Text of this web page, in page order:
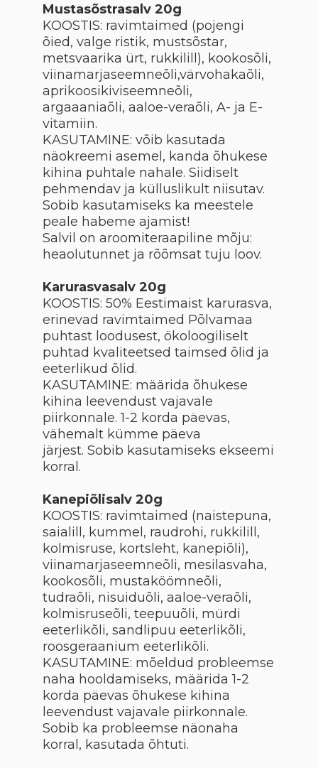
Mustasõstrasalv 20g
KOOSTIS: ravimtaimed (pojengi
õied, valge ristik, mustsõstar,
metsvaarika ürt, rukkilill), kookosõli,
viinamarjaseemneõli,värvohakaõli,
aprikoosikiviseemneõli,
argaaaniaõli, aaloe-veraõli, A- ja E-
vitamiin.
KASUTAMINE: võib kasutada
näokreemi asemel, kanda õhukese
kihina puhtale nahale. Siidiselt
pehmendav ja külluslikult niisutav.
Sobib kasutamiseks ka meestele
peale habeme ajamist!
Salvil on aroomiteraapiline mõju:
heaolutunnet ja rõõmsat tuju loov.
Karurasvasalv 20g
KOOSTIS: 50% Eestimaist karurasva,
erinevad ravimtaimed Põlvamaa
puhtast loodusest, ökoloogiliselt
puhtad kvaliteetsed taimsed õlid ja
eeterlikud õlid.
KASUTAMINE: määrida õhukese
kihina leevendust vajavale
piirkonnale. 1-2 korda päevas,
vähemalt kümme päeva
järjest. Sobib kasutamiseks ekseemi
korral.
Kanepiõlisalv 20g
KOOSTIS: ravimtaimed (naistepuna,
saialill, kummel, raudrohi, rukkilill,
kolmisruse, kortsleht, kanepiõli),
viinamarjaseemneõli, mesilasvaha,
kookosõli, mustaköömneõli,
tudraõli, nisuiduõli, aaloe-veraõli,
kolmisruseõli, teepuuõli, mürdi
eeterlikõli, sandlipuu eeterlikõli,
roosgeraanium eeterlikõli.
KASUTAMINE: mõeldud probleemse
naha hooldamiseks, määrida 1-2
korda päevas õhukese kihina
leevendust vajavale piirkonnale.
Sobib ka probleemse näonaha
korral, kasutada õhtuti.